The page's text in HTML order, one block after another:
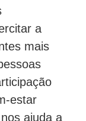
a
mais
estar
ajuda a